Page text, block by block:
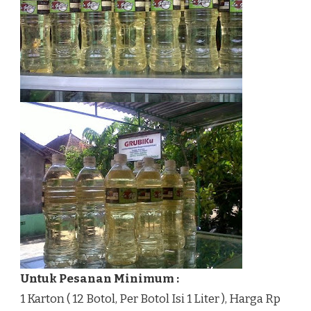
Untuk Pesanan Minimum :
1 Karton ( 12 Botol, Per Botol Isi 1 Liter ), Harga Rp